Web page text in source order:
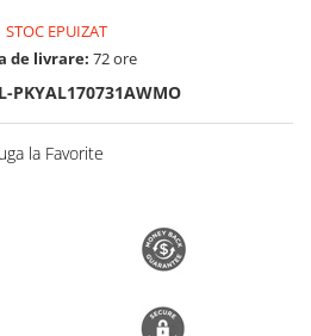
STOC EPUIZAT
de livrare: 72 ore
PKYAL170731AWMO
la Favorite